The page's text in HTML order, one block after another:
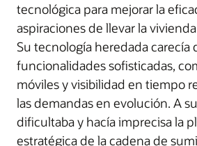
tecnológica para mejorar la
aspiraciones de llevar la
Su tecnología heredada carecía
funcionalidades sofisticadas,
móviles y visibilidad en tiempo
las demandas en evolución. A
dificultaba y hacía imprecisa la
estratégica de la cadena de